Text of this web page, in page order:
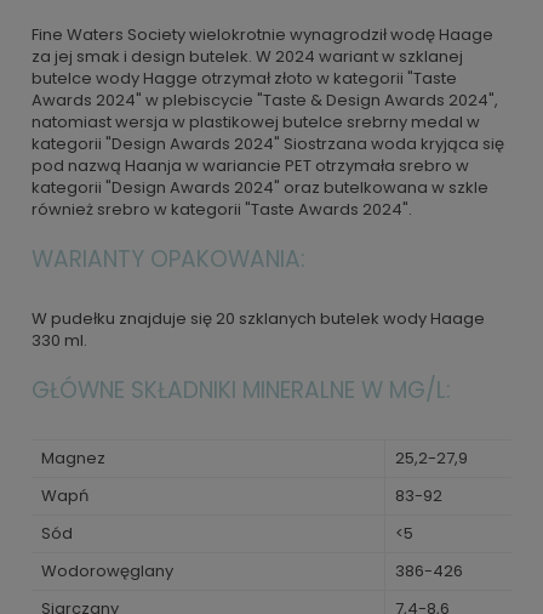
Fine Waters Society wielokrotnie wynagrodził wodę Haage
za jej smak i design butelek. W 2024 wariant w szklanej
butelce wody Hagge otrzymał złoto w kategorii "Taste
Awards 2024" w plebiscycie "Taste & Design Awards 2024",
natomiast wersja w plastikowej butelce srebrny medal w
kategorii "Design Awards 2024" Siostrzana woda kryjąca się
pod nazwą Haanja w wariancie PET otrzymała srebro w
kategorii "Design Awards 2024" oraz butelkowana w szkle
również srebro w kategorii "Taste Awards 2024".
WARIANTY OPAKOWANIA:
W pudełku znajduje się 20 szklanych butelek wody Haage
330 ml.
GŁÓWNE SKŁADNIKI MINERALNE W MG/L:
Magnez
25,2-27,9
Wapń
83-92
Sód
<5
Wodorowęglany
386-426
Siarczany
7,4-8,6